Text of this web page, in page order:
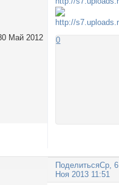
Май 2012
0
ПоделитьсяСр, 6
Ноя 2013 11:51